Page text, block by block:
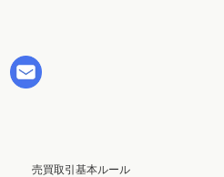
売買取引基本ルール